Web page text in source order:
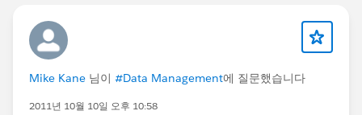
Mike Kane 님이 #Data Management에 질문했습니다
2011년 10월 10일 오후 10:58